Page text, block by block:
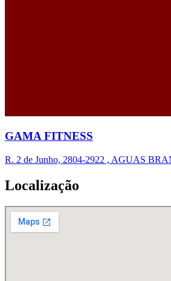
GAMA FITNESS
R. 2 de Junho, 2804-2922 , AGUAS
Localização